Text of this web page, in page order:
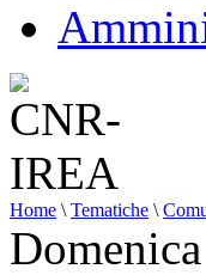
Home \ Tematiche \